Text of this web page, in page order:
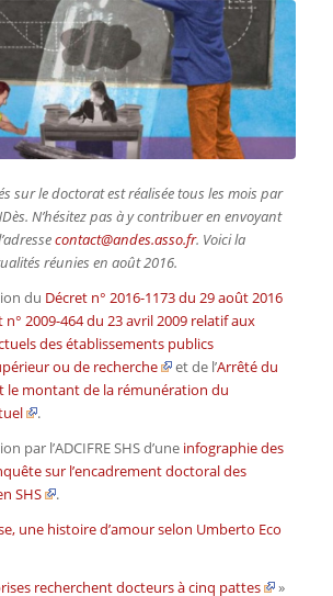
sur le doctorat est réalisée tous les mois par
N’hésitez pas à y contribuer en envoyant
contact@andes.asso.fr. Voici la
réunies en août 2016.
du Décret n° 2016-1173 du 29 août 2016
2009-464 du 23 avril 2009 relatif aux
des établissements publics
ou de recherche
et de l’Arrêté du
le montant de la rémunération du
.
par l’ADCIFRE SHS d’une infographie des
sur l’encadrement doctoral des
SHS
.
une histoire d’amour selon Umberto Eco
recherchent docteurs à cinq pattes
»